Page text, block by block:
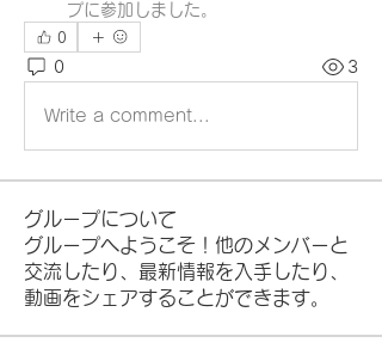
プに参加しました。
0
0 3
Write a comment...
グループについて
グループへようこそ！他のメンバーと
交流したり、最新情報を入手したり、
動画をシェアすることができます。